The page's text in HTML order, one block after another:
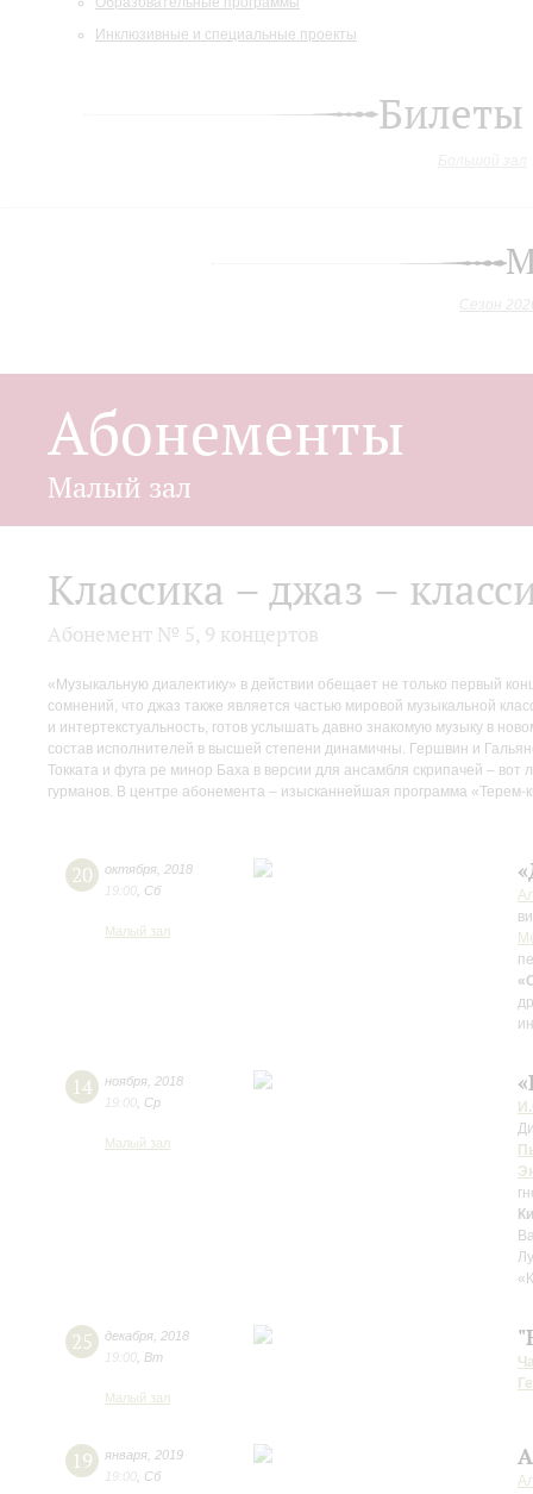
Инклюзивные и специальные проекты
Сезон
Абонементы
Малый зал
Классика – джаз –
Абонемент № 5, 9 концертов
«Музыкальную диалектику» в действии обещает не только первый
сомнений, что джаз также является частью мировой музыкальной
и интертекстуальность, готов услышать давно знакомую музыку в
состав исполнителей в высшей степени динамичны. Гершвин и
Токката и фуга ре минор Баха в версии для ансамбля скрипачей –
гурманов. В центре абонемента – изысканнейшая программа
20 октября 2018
19:00 Сб
Малый зал
14 ноября 2018
19:00 Ср
Малый зал
25 декабря 2018
19:00 Вт
Малый зал
19 января 2019
19:00 Сб